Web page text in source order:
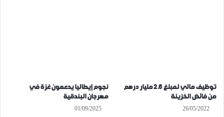
توظيف مالي لمبلغ 2.6 مليار درهم
من فائض الخزينة
26/05/2022
نجوم إيطاليا يدعمون غزة في
مهرجان البندقية
01/09/2025